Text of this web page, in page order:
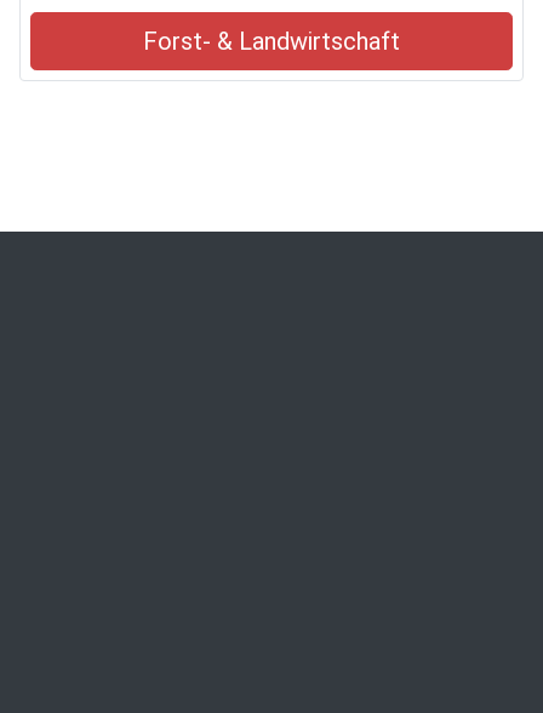
Forst- & Landwirtschaft